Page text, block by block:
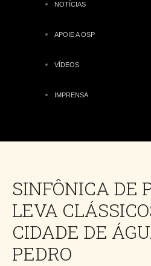
NOTÍCIAS
APOIE A OSP
VÍDEOS
IMPRENSA
SINFÔNICA DE
LEVA
CIDADE DE
PEDRO